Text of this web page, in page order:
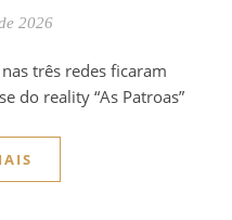
2026
do reality “As Patroas”